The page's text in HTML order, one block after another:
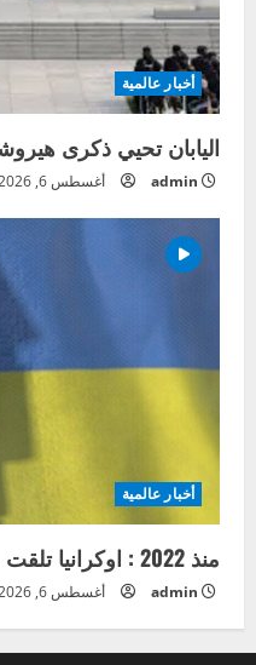
أخبار عالمية
اليابان تحيي ذكرى
admin أغسطس 6, 2026
أخبار عالمية
منذ 2022 : اوكرانيا تلقت مبالغ دعم خارجية خيالية
admin أغسطس 6, 2026